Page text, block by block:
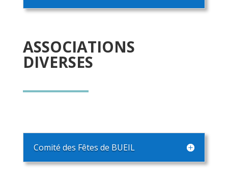
ASSOCIATIONS
DIVERSES
Comité des Fêtes de BUEIL